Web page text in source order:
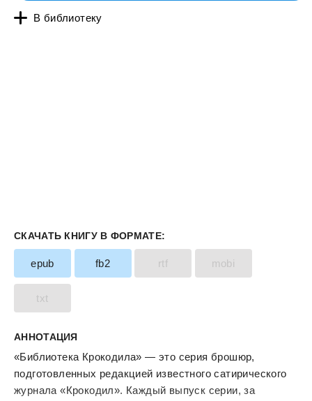
В библиотеку
СКАЧАТЬ КНИГУ В ФОРМАТЕ:
epub fb2 rtf mobi
txt
АННОТАЦИЯ
«Библиотека Крокодила» — это серия брошюр,
подготовленных редакцией известного сатирического
журнала «Крокодил». Каждый выпуск серии, за